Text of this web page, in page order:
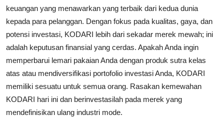
keuangan yang menawarkan yang terbaik dari kedua dunia
kepada para pelanggan. Dengan fokus pada kualitas, gaya, dan
potensi investasi, KODARI lebih dari sekadar merek mewah; ini
adalah keputusan finansial yang cerdas. Apakah Anda ingin
memperbarui lemari pakaian Anda dengan produk sutra kelas
atas atau mendiversifikasi portofolio investasi Anda, KODARI
memiliki sesuatu untuk semua orang. Rasakan kemewahan
KODARI hari ini dan berinvestasilah pada merek yang
mendefinisikan ulang industri mode.